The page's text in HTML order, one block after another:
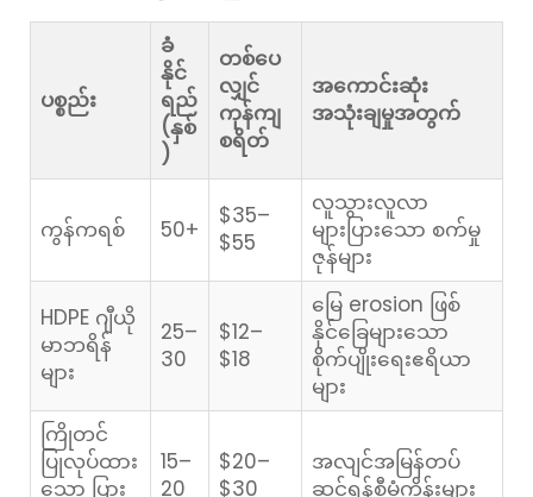
ပစ္စည်း
ခံ
နိုင်
ရည်
(နှစ်
)
တစ်ပေ
လျှင်
ကုန်ကျ
စရိတ်
အကောင်းဆုံး
အသုံးချမှုအတွက်
ကွန်ကရစ် 50+
$35–
$55
လူသွားလူလာ
များပြားသော စက်မှု
ဇုန်များ
HDPE ဂျီယို
မာဘရိန်
များ
25–
30
$12–
$18
မြေ erosion ဖြစ်
နိုင်ခြေများသော
စိုက်ပျိုးရေးဧရိယာ
များ
ကြိုတင်
ပြုလုပ်ထား
သော ပြား
15–
20
$20–
$30
အလျင်အမြန်တပ်
ဆင်ရန်စီမံကိန်းများ